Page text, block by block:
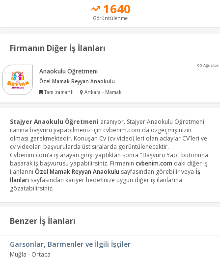
1640
Görüntülenme
Firmanın Diğer İş İlanları
05 Ağustos
Anaokulu Öğretmeni
Özel Mamak Reyyan Anaokulu
Tam zamanlı
Ankara - Mamak
Stajyer Anaokulu Öğretmeni aranıyor. Stajyer Anaokulu Öğretmeni
ilanına başvuru yapabilmeniz için cvbenim.com da özgeçmişinizin
olması gerekmektedir. Konuşan Cv (cv video) leri olan adaylar CV’leri ve
cv videoları başvurularda üst sıralarda görüntülenecektir.
Cvbenim.com’a iş arayan girişi yaptıktan sonra "Başvuru Yap" butonuna
basarak iş başvurusu yapabilirsiniz. Firmanın cvbenim.com daki diğer iş
ilanlarını Özel Mamak Reyyan Anaokulu sayfasından görebilir veya İş
İlanları sayfasından kariyer hedefinize uygun diğer iş ilanlarına
gözatabilirsiniz.
Benzer İş İlanları
Garsonlar, Barmenler ve İlgili İşçiler
Muğla - Ortaca